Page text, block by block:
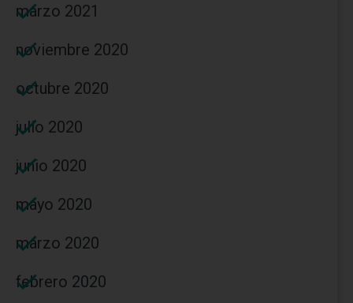
marzo 2021
noviembre 2020
octubre 2020
julio 2020
junio 2020
mayo 2020
marzo 2020
febrero 2020